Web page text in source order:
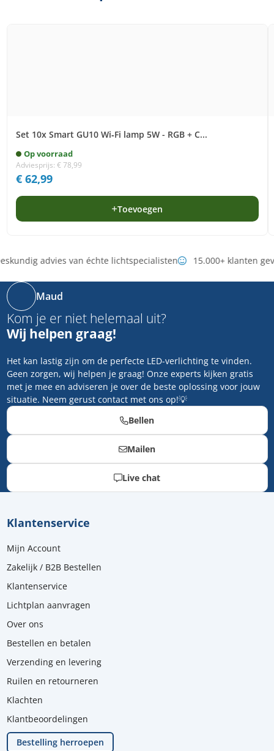
Set 10x Smart GU10 Wi‑Fi lamp 5W - RGB + C...
Op voorraad
Adviesprijs: €78,99
€62,99
Toevoegen
advies van échte lichtspecialisten 15.000+ klanten
Maud
Kom je er niet helemaal uit?
Wij helpen graag!
Het kan lastig zijn om de perfecte LED-verlichting te vinden.
Geen zorgen, wij helpen je graag! Onze experts kijken gratis
met je mee en adviseren je over de beste oplossing voor jouw
situatie. Neem gerust contact met ons op!💡
Bellen
Mailen
Live chat
Klantenservice
Mijn Account
Zakelijk / B2B Bestellen
Klantenservice
Lichtplan aanvragen
Over ons
Bestellen en betalen
Verzending en levering
Ruilen en retourneren
Klachten
Klantbeoordelingen
Bestelling herroepen